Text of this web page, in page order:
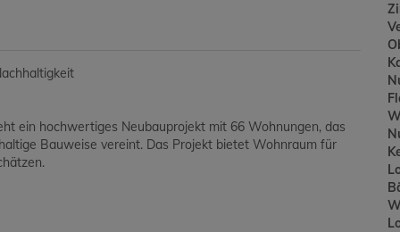
ein hochwertiges Neubauprojekt mit 66 Wohnungen, das
Bauweise vereint. Das Projekt bietet Wohnraum für